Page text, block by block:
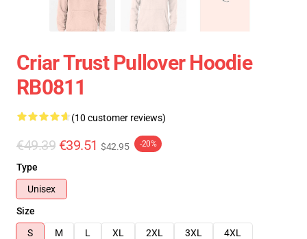
Criar Trust Pullover Hoodie
RB0811
(10 customer reviews)
€49.39 €39.51 $42.95 -20%
Type
Unisex
Size
S
M L XL 2XL 3XL
4XL